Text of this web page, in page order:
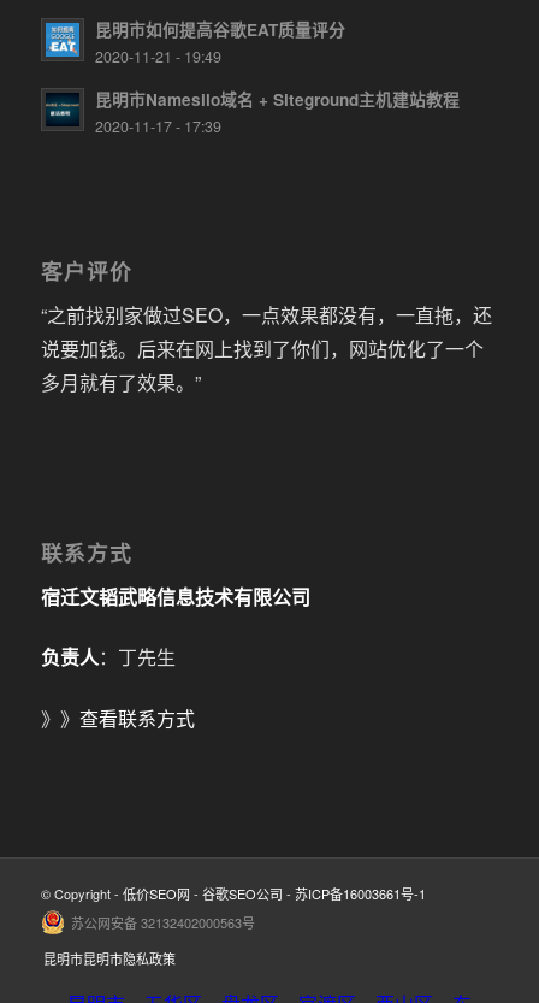
昆明市如何提高谷歌EAT质量评分
2020-11-21 - 19:49
昆明市Namesilo域名 + Siteground主机建站教程
2020-11-17 - 17:39
客户评价
“之前找别家做过SEO，一点效果都没有，一直拖，还
说要加钱。后来在网上找到了你们，网站优化了一个
多月就有了效果。”
联系方式
宿迁文韬武略信息技术有限公司
负责人：丁先生
》》 查看联系方式
© Copyright - 低价SEO网 - 谷歌SEO公司 - 苏ICP备16003661号-1
苏公网安备 32132402000563号
昆明市昆明市隐私政策